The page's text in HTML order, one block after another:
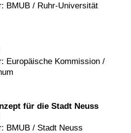
BMUB / Ruhr-Universität
Europäische Kommission /
für die Stadt Neuss
BMUB / Stadt Neuss